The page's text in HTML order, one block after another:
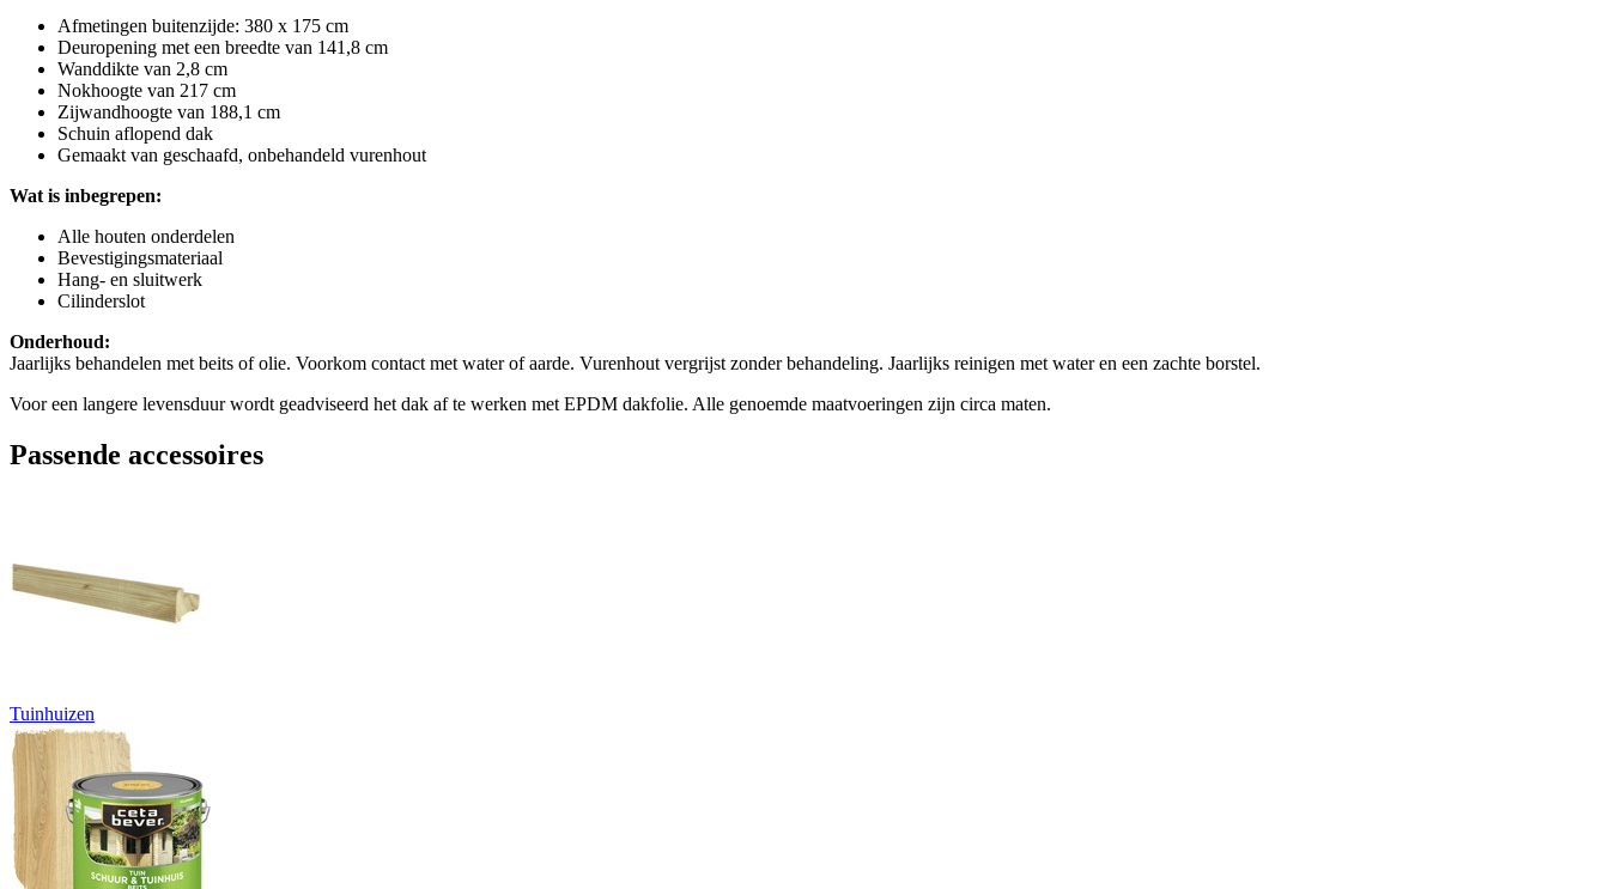
Afmetingen buitenzijde: 380 x 175 cm
Deuropening met een breedte van 141,8 cm
Wanddikte van 2,8 cm
Nokhoogte van 217 cm
Zijwandhoogte van 188,1 cm
Schuin aflopend dak
Gemaakt van geschaafd, onbehandeld vurenhout
Wat is inbegrepen:
Alle houten onderdelen
Bevestigingsmateriaal
Hang- en sluitwerk
Cilinderslot
Onderhoud:
Jaarlijks behandelen met beits of olie. Voorkom contact met water of aarde. Vurenhout vergrijst zonder behandeling. Jaarlijks reinigen met water en een zachte borstel.
Voor een langere levensduur wordt geadviseerd het dak af te werken met EPDM dakfolie. Alle genoemde maatvoeringen zijn circa maten.
Passende accessoires
Tuinhuizen